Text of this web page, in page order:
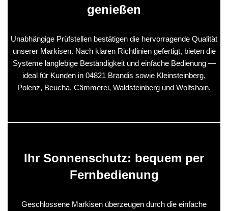
genießen
Unabhängige Prüfstellen bestätigen die hervorragende Qualität
unserer Markisen. Nach klaren Richtlinien gefertigt, bieten die
Systeme langlebige Beständigkeit und einfache Bedienung —
ideal für Kunden in 04821 Brandis sowie Kleinsteinberg,
Polenz, Beucha, Cämmerei, Waldsteinberg und Wolfshain.
Ihr Sonnenschutz: bequem per
Fernbedienung
Geschlossene Markisen überzeugen durch die einfache